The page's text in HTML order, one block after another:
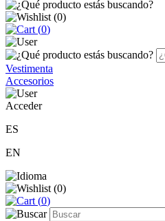
(0)
(0)
Vestimenta
Accesorios
Acceder
ES
EN
(0)
(0)